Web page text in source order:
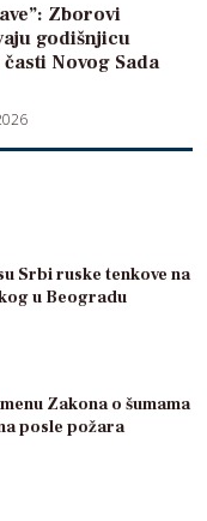
Zborovi
godišnjicu
Novog Sada
Srbi ruske tenkove na
u Beogradu
Zakona o šumama
posle požara